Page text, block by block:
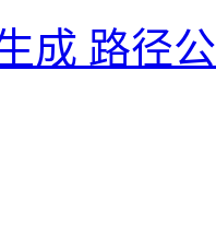
成 路径